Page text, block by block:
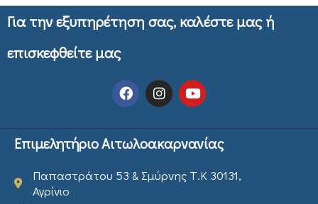
Για την εξυπηρέτηση σας, καλέστε μας ή
επισκεφθείτε μας
Επιμελητήριο Αιτωλοακαρνανίας
Παπαστράτου 53 & Σμύρνης Τ.Κ 30131,
Αγρίνιο